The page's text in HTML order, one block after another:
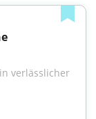
verlässlicher